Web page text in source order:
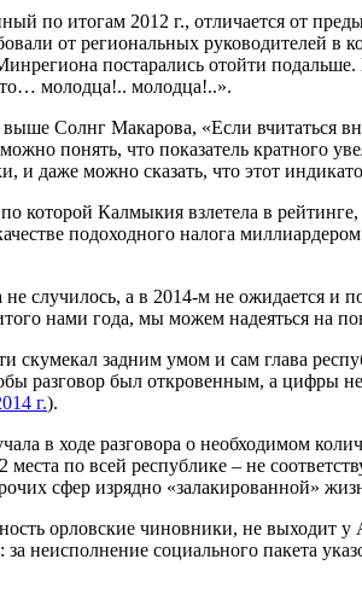
по итогам 2012 г., отличается от
от региональных руководителей в
постарались отойти
молодца!.. молодца!..».
Солнг Макарова, «Если вчитаться
понять, что показатель кратного
и даже можно сказать, что этот
которой Калмыкия взлетела в
подоходного налога
не случилось, а в 2014-м не ожидается
нами года, мы можем надеяться на
скумекал задним умом и сам глава
разговор был откровенным, а цифры
г.).
в ходе разговора о необходимом
по всей республике – не
сфер изрядно «залакированной»
орловские чиновники, не выходит
неисполнение социального пакета